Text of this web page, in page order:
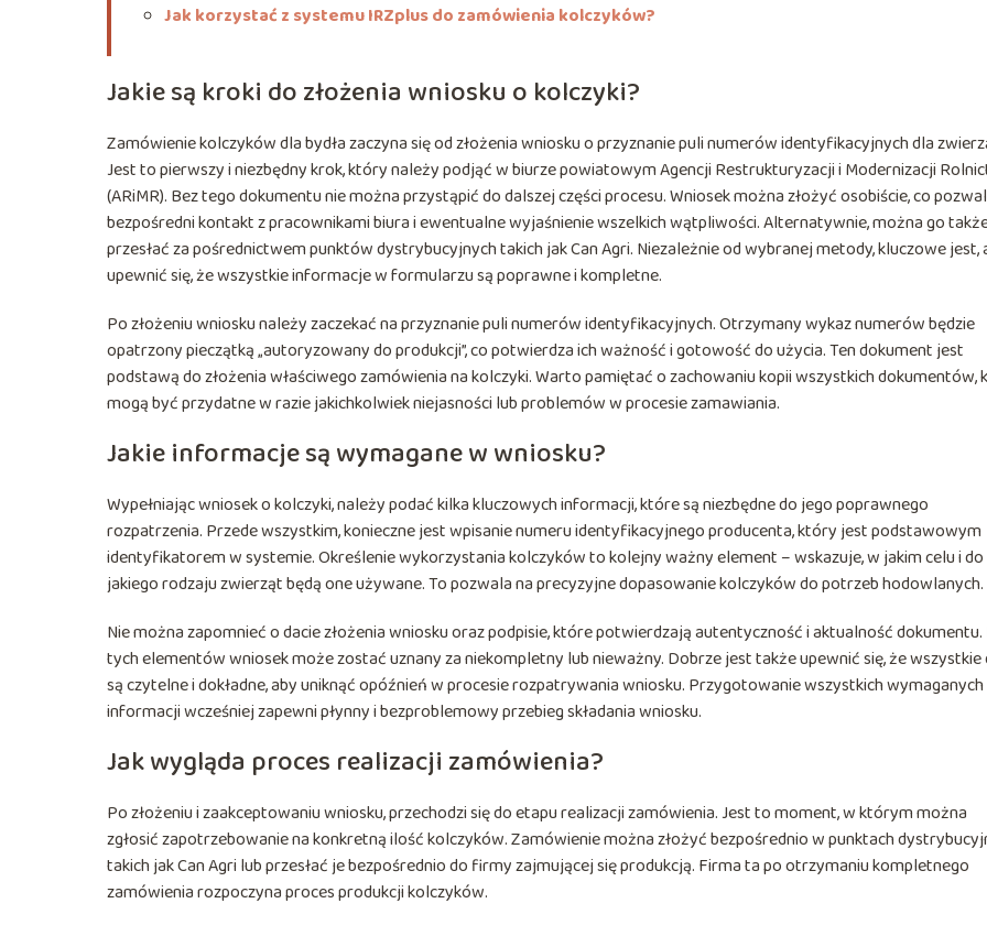
Jak korzystać z systemu IRZplus do zamówienia kolczyków?
Jakie są kroki do złożenia wniosku o kolczyki?
Zamówienie kolczyków dla bydła zaczyna się od złożenia wniosku o przyznanie puli numerów identyfikacyjnych dla
Jest to pierwszy i niezbędny krok, który należy podjąć w biurze powiatowym Agencji Restrukturyzacji i Modernizacji
(ARiMR). Bez tego dokumentu nie można przystąpić do dalszej części procesu. Wniosek można złożyć osobiście, co
bezpośredni kontakt z pracownikami biura i ewentualne wyjaśnienie wszelkich wątpliwości. Alternatywnie, można go
przesłać za pośrednictwem punktów dystrybucyjnych takich jak Can Agri. Niezależnie od wybranej metody, kluczowe jest,
upewnić się, że wszystkie informacje w formularzu są poprawne i kompletne.
Po złożeniu wniosku należy zaczekać na przyznanie puli numerów identyfikacyjnych. Otrzymany wykaz numerów będzie
opatrzony pieczątką „autoryzowany do produkcji”, co potwierdza ich ważność i gotowość do użycia. Ten dokument jest
podstawą do złożenia właściwego zamówienia na kolczyki. Warto pamiętać o zachowaniu kopii wszystkich dokumentów,
mogą być przydatne w razie jakichkolwiek niejasności lub problemów w procesie zamawiania.
Jakie informacje są wymagane w wniosku?
Wypełniając wniosek o kolczyki, należy podać kilka kluczowych informacji, które są niezbędne do jego poprawnego
rozpatrzenia. Przede wszystkim, konieczne jest wpisanie numeru identyfikacyjnego producenta, który jest podstawowym
identyfikatorem w systemie. Określenie wykorzystania kolczyków to kolejny ważny element – wskazuje, w jakim celu i do
jakiego rodzaju zwierząt będą one używane. To pozwala na precyzyjne dopasowanie kolczyków do potrzeb hodowlanych.
Nie można zapomnieć o dacie złożenia wniosku oraz podpisie, które potwierdzają autentyczność i aktualność dokumentu.
tych elementów wniosek może zostać uznany za niekompletny lub nieważny. Dobrze jest także upewnić się, że wszystkie
są czytelne i dokładne, aby uniknąć opóźnień w procesie rozpatrywania wniosku. Przygotowanie wszystkich wymaganych
informacji wcześniej zapewni płynny i bezproblemowy przebieg składania wniosku.
Jak wygląda proces realizacji zamówienia?
Po złożeniu i zaakceptowaniu wniosku, przechodzi się do etapu realizacji zamówienia. Jest to moment, w którym można
zgłosić zapotrzebowanie na konkretną ilość kolczyków. Zamówienie można złożyć bezpośrednio w punktach
takich jak Can Agri lub przesłać je bezpośrednio do firmy zajmującej się produkcją. Firma ta po otrzymaniu kompletnego
zamówienia rozpoczyna proces produkcji kolczyków.